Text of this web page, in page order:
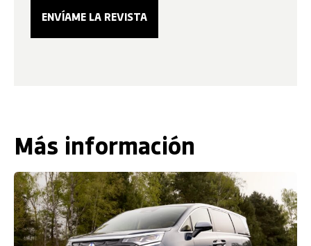
Más información